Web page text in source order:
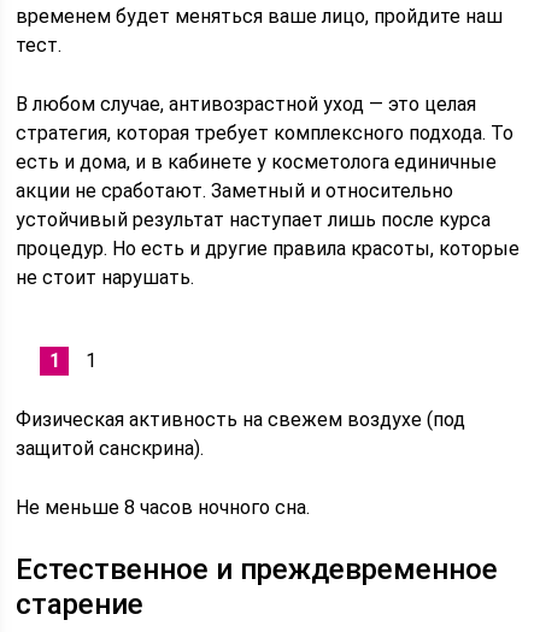
временем будет меняться ваше лицо, пройдите наш
тест.
В любом случае, антивозрастной уход — это целая
стратегия, которая требует комплексного подхода. То
есть и дома, и в кабинете у косметолога единичные
акции не сработают. Заметный и относительно
устойчивый результат наступает лишь после курса
процедур. Но есть и другие правила красоты, которые
не стоит нарушать.
1
Физическая активность на свежем воздухе (под
защитой санскрина).
Не меньше 8 часов ночного сна.
Естественное и преждевременное
старение